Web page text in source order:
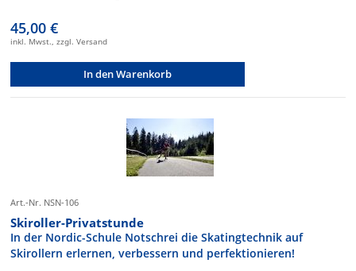
45,00 €
inkl. Mwst., zzgl. Versand
In den Warenkorb
Art.-Nr. NSN-106
Skiroller-Privatstunde
In der Nordic-Schule Notschrei die Skatingtechnik auf
Skirollern erlernen, verbessern und perfektionieren!